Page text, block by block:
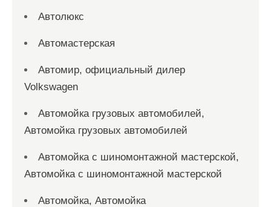
Автолюкс
Автомастерская
Автомир, официальный дилер
Volkswagen
Автомойка грузовых автомобилей,
Автомойка грузовых автомобилей
Автомойка с шиномонтажной мастерской,
Автомойка с шиномонтажной мастерской
Автомойка, Автомойка